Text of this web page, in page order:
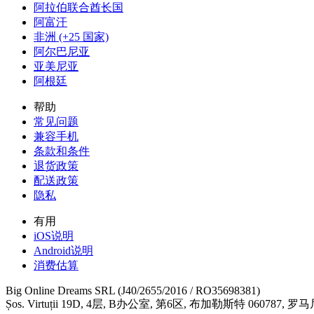
阿拉伯联合酋长国
阿富汗
非洲 (+25 国家)
阿尔巴尼亚
亚美尼亚
阿根廷
帮助
常见问题
兼容手机
条款和条件
退货政策
配送政策
隐私
有用
iOS说明
Android说明
消费估算
Big Online Dreams SRL (J40/2655/2016 / RO35698381)
Șos. Virtuții 19D, 4层, B办公室, 第6区, 布加勒斯特 060787, 罗马